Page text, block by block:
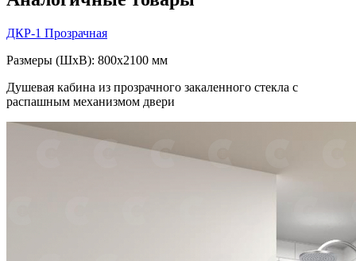
ДКР-1 Прозрачная
Размеры (ШxВ): 800x2100 мм
Душевая кабина из прозрачного закаленного стекла с
распашным механизмом двери